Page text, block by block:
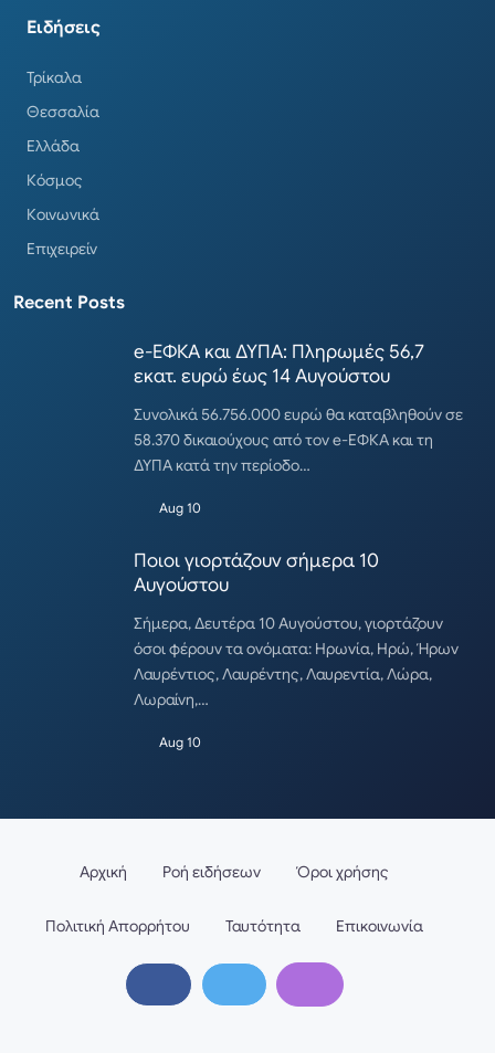
Ειδήσεις
Τρίκαλα
Θεσσαλία
Ελλάδα
Κόσμος
Κοινωνικά
Επιχειρείν
Recent Posts
e-ΕΦΚΑ και ΔΥΠΑ: Πληρωμές 56,7
εκατ. ευρώ έως 14 Αυγούστου
Συνολικά 56.756.000 ευρώ θα καταβληθούν σε
58.370 δικαιούχους από τον e-ΕΦΚΑ και τη
ΔΥΠΑ κατά την περίοδο…
Aug 10
Ποιοι γιορτάζουν σήμερα 10
Αυγούστου
Σήμερα, Δευτέρα 10 Αυγούστου, γιορτάζουν
όσοι φέρουν τα ονόματα: Ηρωνία, Ηρώ, Ήρων
Λαυρέντιος, Λαυρέντης, Λαυρεντία, Λώρα,
Λωραίνη,…
Aug 10
Αρχική Ροή ειδήσεων Όροι χρήσης
Πολιτική Απορρήτου Ταυτότητα Επικοινωνία